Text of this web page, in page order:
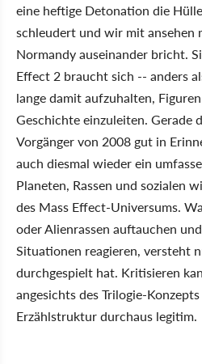
eine heftige Detonation die
schleudert und wir mit ansehen
Normandy auseinander bricht.
Effect 2 braucht sich -- anders
lange damit aufzuhalten,
Geschichte einzuleiten. Gerade
Vorgänger von 2008 gut in
auch diesmal wieder ein
Planeten, Rassen und sozialen
des Mass Effect-Universums.
oder Alienrassen auftauchen
Situationen reagieren, versteht
durchgespielt hat. Kritisieren
angesichts des Trilogie-
Erzählstruktur durchaus legitim.